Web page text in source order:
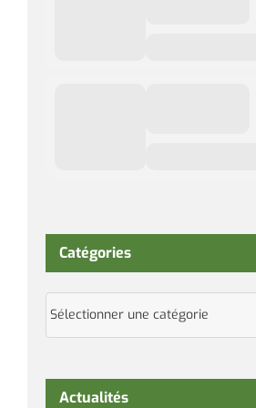
Catégories
Catégories
Actualités